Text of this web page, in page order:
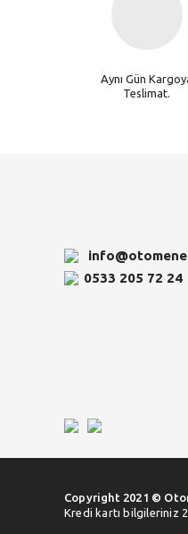
Aynı Gün
Teslimat.
0533 205 72 24
Copyright 2021 ©
Kredi kartı bilgileriniz